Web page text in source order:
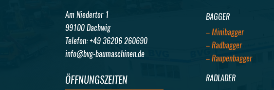
Am Niedertor 1
99100 Dachwig
Telefon: +49 36206 260690
info@bvg-baumaschinen.de
ÖFFNUNGSZEITEN
BAGGER
– Minibagger
– Radbagger
– Raupenbagger
RADLADER